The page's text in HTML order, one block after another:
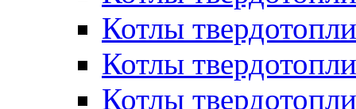
Котлы
Котлы
Котлы